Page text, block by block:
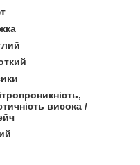
висока /